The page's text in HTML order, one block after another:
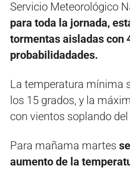
Servicio Meteorológico
para toda la jornada,
tormentas aisladas con
probabilidadades.
La temperatura mínima
los 15 grados, y la
con vientos soplando
Para mañama martes
aumento de la